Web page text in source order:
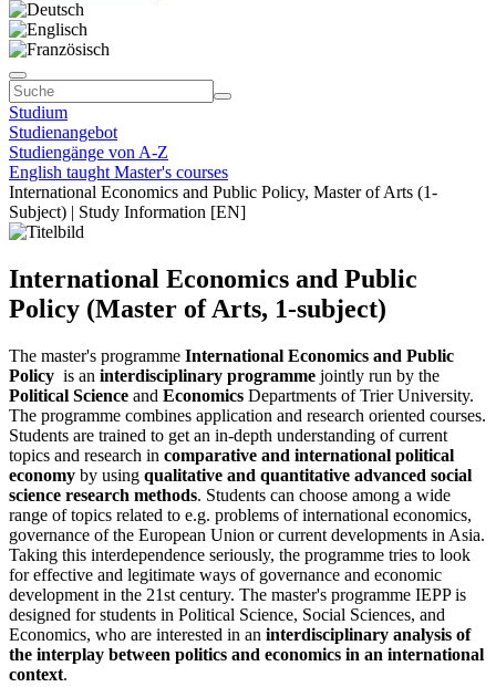
Studium
Studienangebot
Studiengänge von A-Z
English taught Master's courses
International Economics and Public Policy, Master of Arts (1-
Subject) | Study Information [EN]
International Economics and Public
Policy (Master of Arts, 1-subject)
The master's programme International Economics and Public
Policy is an interdisciplinary programme jointly run by the
Political Science and Economics Departments of Trier University.
The programme combines application and research oriented courses.
Students are trained to get an in-depth understanding of current
topics and research in comparative and international political
economy by using qualitative and quantitative advanced social
science research methods. Students can choose among a wide
range of topics related to e.g. problems of international economics,
governance of the European Union or current developments in Asia.
Taking this interdependence seriously, the programme tries to look
for effective and legitimate ways of governance and economic
development in the 21st century. The master's programme IEPP is
designed for students in Political Science, Social Sciences, and
Economics, who are interested in an interdisciplinary analysis of
the interplay between politics and economics in an international
context.